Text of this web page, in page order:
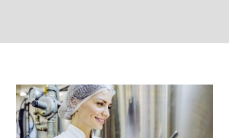
Praxisseminar
Lebensmittelsicherheit und IFS